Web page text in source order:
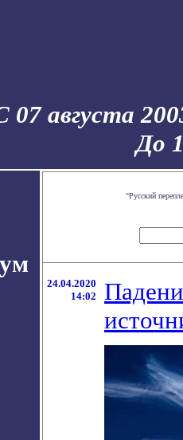
07 августа
До
"Русский
24.04.2020
14:02